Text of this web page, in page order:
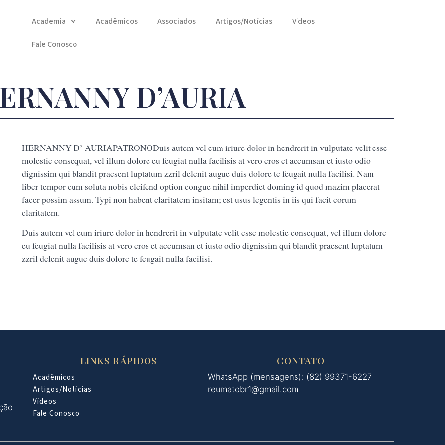
Academia Acadêmicos Associados Artigos/Notícias Vídeos
Fale Conosco
D’AURIA
HERNANNY D’ AURIAPATRONODuis autem vel eum iriure dolor in hendrerit in vulputate velit esse
molestie consequat, vel illum dolore eu feugiat nulla facilisis at vero eros et accumsan et iusto odio
dignissim qui blandit praesent luptatum zzril delenit augue duis dolore te feugait nulla facilisi. Nam
liber tempor cum soluta nobis eleifend option congue nihil imperdiet doming id quod mazim placerat
facer possim assum. Typi non habent claritatem insitam; est usus legentis in iis qui facit eorum
claritatem.
Duis autem vel eum iriure dolor in hendrerit in vulputate velit esse molestie consequat, vel illum dolore
eu feugiat nulla facilisis at vero eros et accumsan et iusto odio dignissim qui blandit praesent luptatum
zzril delenit augue duis dolore te feugait nulla facilisi.
LINKS RÁPIDOS
Acadêmicos
Artigos/Notícias
Vídeos
Fale Conosco
CONTATO
WhatsApp (mensagens): (82) 99371-6227
reumatobr1@gmail.com